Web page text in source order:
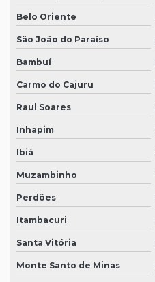
Belo Oriente
São João do Paraíso
Bambuí
Carmo do Cajuru
Raul Soares
Inhapim
Ibiá
Muzambinho
Perdões
Itambacuri
Santa Vitória
Monte Santo de Minas